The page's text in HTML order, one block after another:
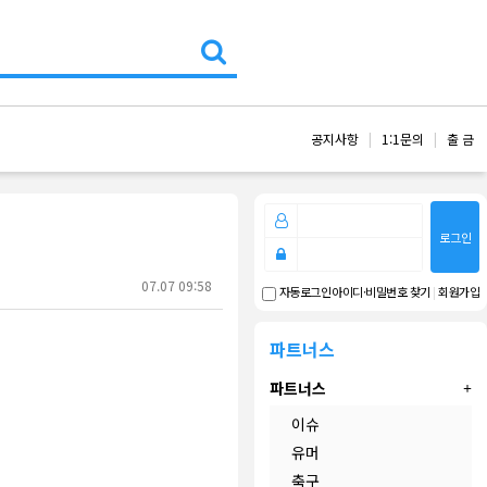
공지사항 1:1문의 출 금
07.07 09:58
로그인
자동로그인아이디·비밀번호 찾기 |회원가입
파트너스
파트너스
이슈
유머
축구